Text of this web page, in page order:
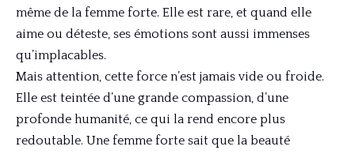
même de la femme forte. Elle est rare, et quand elle
aime ou déteste, ses émotions sont aussi immenses
qu’implacables.
Mais attention, cette force n’est jamais vide ou froide.
Elle est teintée d’une grande compassion, d’une
profonde humanité, ce qui la rend encore plus
redoutable. Une femme forte sait que la beauté